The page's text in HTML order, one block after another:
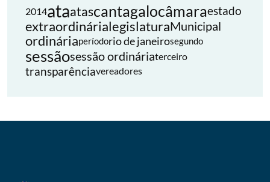
2014ataatascantagalocâmaraestado
extraordinárialegislaturaMunicipal
ordináriaperíodorio de janeirosegundo
sessãosessão ordináriaterceiro
transparênciavereadores